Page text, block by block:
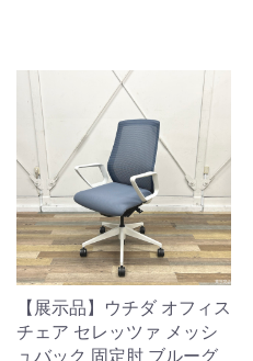
【展示品】ウチダ オフィス
チェア セレッツァ メッシ
ュバック 固定肘 ブルーグ